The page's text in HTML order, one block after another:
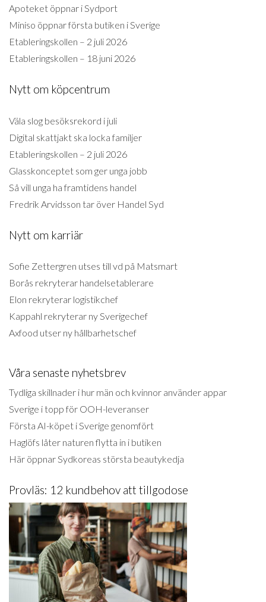
Apoteket öppnar i Sydport
Miniso öppnar första butiken i Sverige
Etableringskollen – 2 juli 2026
Etableringskollen – 18 juni 2026
Nytt om köpcentrum
Väla slog besöksrekord i juli
Digital skattjakt ska locka familjer
Etableringskollen – 2 juli 2026
Glasskonceptet som ger unga jobb
Så vill unga ha framtidens handel
Fredrik Arvidsson tar över Handel Syd
Nytt om karriär
Sofie Zettergren utses till vd på Matsmart
Borås rekryterar handelsetablerare
Elon rekryterar logistikchef
Kappahl rekryterar ny Sverigechef
Axfood utser ny hållbarhetschef
Våra senaste nyhetsbrev
Tydliga skillnader i hur män och kvinnor använder appar
Sverige i topp för OOH-leveranser
Första AI-köpet i Sverige genomfört
Haglöfs låter naturen flytta in i butiken
Här öppnar Sydkoreas största beautykedja
Provläs: 12 kundbehov att tillgodose